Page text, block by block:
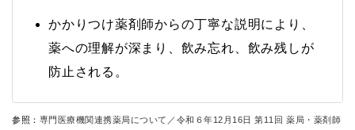
かかりつけ薬剤師からの丁寧な説明により、
薬への理解が深まり、飲み忘れ、飲み残しが
防止される。
参照： 専門医療機関連携薬局について／令和６年12月16日 第11回 薬局・薬剤師